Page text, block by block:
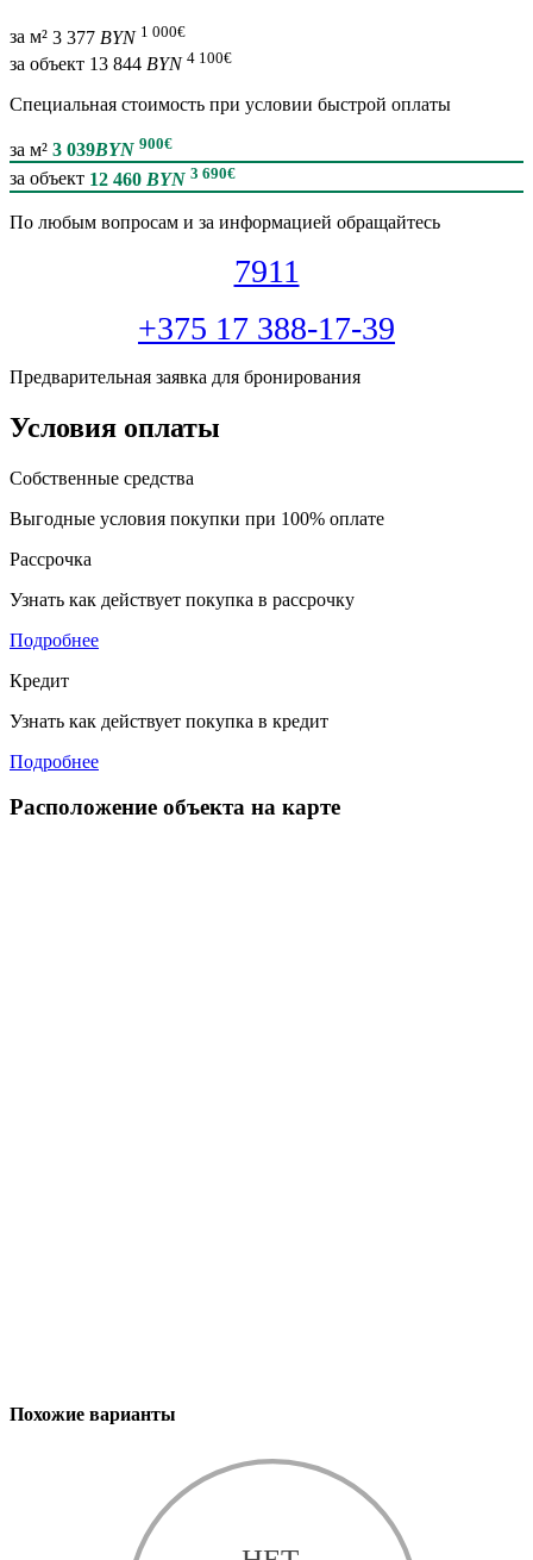
за м² 3 377 BYN 1 000€
за объект 13 844 BYN 4 100€
Специальная cтоимость при условии быстрой оплаты
за м² 3 039BYN 900€
за объект 12 460 BYN 3 690€
По любым вопросам и за информацией обращайтесь
7911
+375 17 388-17-39
Предварительная заявка для бронирования
Условия оплаты
Собственные средства
Выгодные условия покупки при 100% оплате
Рассрочка
Узнать как действует покупка в рассрочку
Подробнее
Кредит
Узнать как действует покупка в кредит
Подробнее
Расположение объекта на карте
Похожие варианты